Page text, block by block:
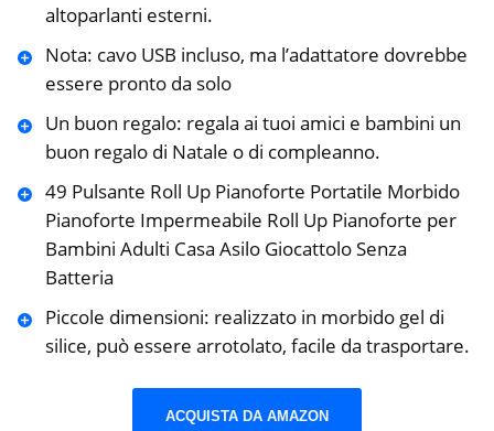
altoparlanti esterni.
Nota: cavo USB incluso, ma l’adattatore dovrebbe
essere pronto da solo
Un buon regalo: regala ai tuoi amici e bambini un
buon regalo di Natale o di compleanno.
49 Pulsante Roll Up Pianoforte Portatile Morbido
Pianoforte Impermeabile Roll Up Pianoforte per
Bambini Adulti Casa Asilo Giocattolo Senza
Batteria
Piccole dimensioni: realizzato in morbido gel di
silice, può essere arrotolato, facile da trasportare.
ACQUISTA DA AMAZON